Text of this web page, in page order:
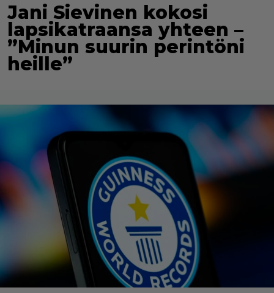
Jani Sievinen kokosi
lapsikatraansa yhteen –
”Minun suurin perintöni
heille”